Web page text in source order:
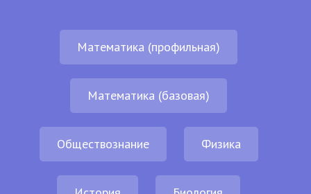
Математика (профильная)
Математика (базовая)
Обществознание Физика